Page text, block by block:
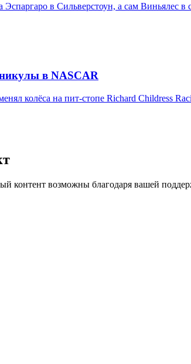
Эспаргаро в Сильверстоун, а сам Виньялес
в NASCAR
колёса на пит-стопе Richard Childress
контент возможны благодаря вашей